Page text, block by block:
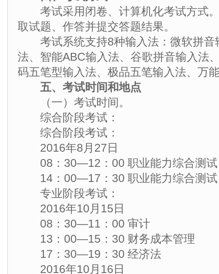
考试采用闭卷、计算机化考试方式。
取试题、作答并提交答题结果。
考试系统支持8种输入法：微软拼音
法、智能ABC输入法、谷歌拼音输入法
码五笔型输入法、极品五笔输入法、万
五、考试时间和地点
（一）考试时间。
综合阶段考试：
综合阶段考试：
2016年8月27日
08：30—12：00 职业能力综合测试
14：00—17：30 职业能力综合测试
专业阶段考试：
2016年10月15日
08：30—11：00 审计
13：00—15：30 财务成本管理
17：30—19：30 经济法
2016年10月16日